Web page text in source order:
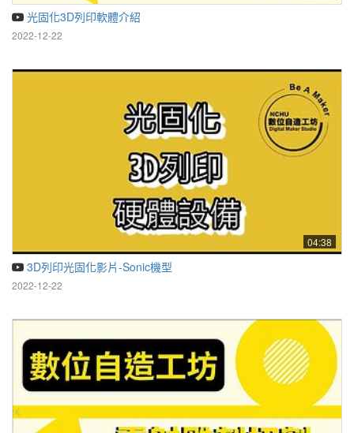
光固化3D列印軟體介紹
2022-12-22
04:38
3D列印光固化影片-Sonic機型
2022-12-22